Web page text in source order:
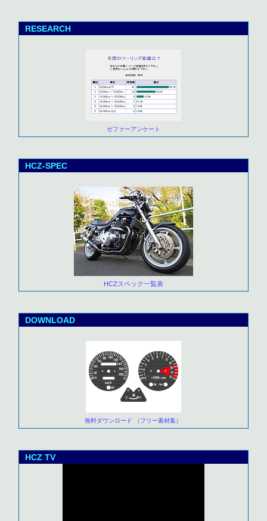
RESEARCH
ゼファーアンケート
HCZ-SPEC
HCZスペック一覧表
DOWNLOAD
無料ダウンロード （フリー素材集）
HCZ TV